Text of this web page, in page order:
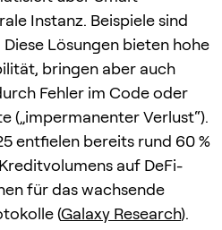
Instanz. Beispiele sind
Lösungen bieten hohe
bringen aber auch
Fehler im Code oder
(„impermanenter Verlust“).
entfielen bereits rund 60 %
auf DeFi-
für das wachsende
(Galaxy Research).